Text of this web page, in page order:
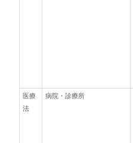
医療
法
病院・診療所